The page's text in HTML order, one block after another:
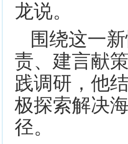
龙说。
围绕这一
责、建言献
践调研，他
极探索解决
径。